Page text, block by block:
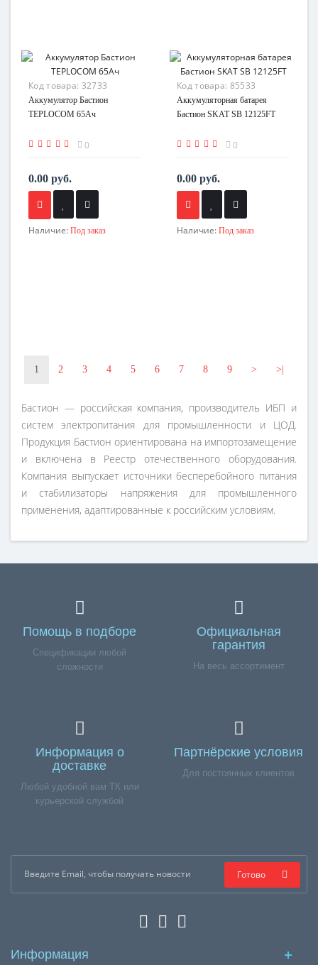
Код товара: 32733
Аккумулятор Бастион
TEPLOCOM 65Ач
0
0.00 руб.
Наличие: Под заказ
Код товара: 85533
Аккумуляторная батарея
Бастион SKAT SB 12125FT
0
0.00 руб.
Наличие: Под заказ
1 2 3 4 5 6 7 8 9 > >|
Бастион — российская компания, производитель ИБП и
систем электропитания для промышленности и ЦОД.
Продукция Бастион ориентирована на импортозамещение
и включена в Реестр отечественного оборудования.
Компания выпускает источники бесперебойного питания
и стабилизаторы напряжения для промышленного
применения, адаптированные к российским условиям.
Помощь в подборе
Спецификации любой
сложности
Официальная
гарантия
На весь ассортимент
Информация о
доставке
Любой удобной вам ТК или
курьерской службой
Партнёрские условия
Для постоянных клиентов
Готово
Информация